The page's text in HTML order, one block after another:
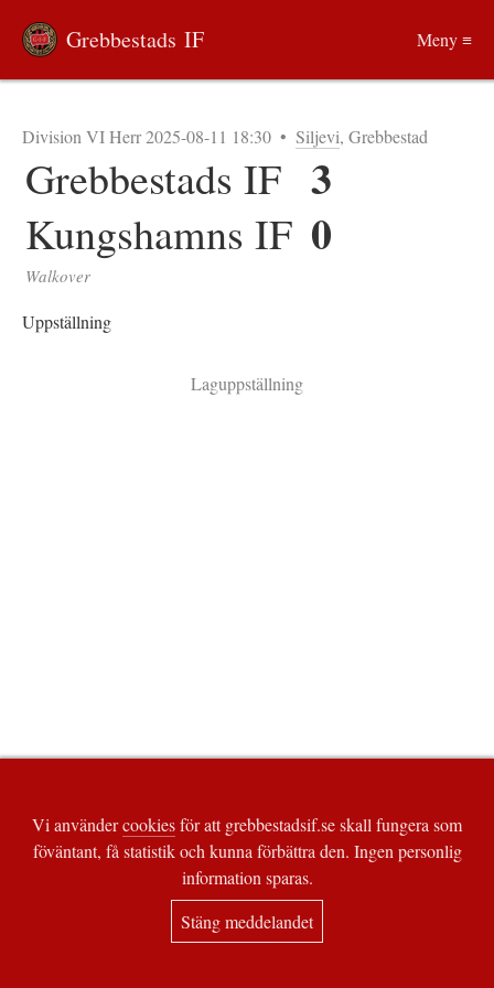
Division VI Herr 2025-08-11 18:30 • Siljevi, Grebbestad
Grebbestads IF 3
Kungshamns IF 0
Walkover
Uppställning
Laguppställning
Grebbestads IF Meny ≡
Vi användercookiesför att grebbestadsif.se skall fungera som
föväntant, få statistik och kunna förbättra den. Ingen personlig
information sparas.
Stäng meddelandet